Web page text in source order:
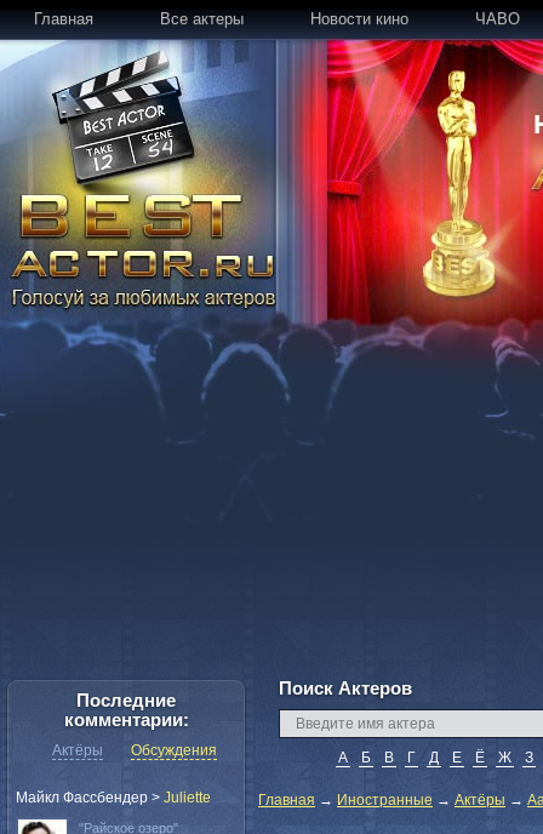
Главная Все актеры Новости кино ЧАВО
Поиск Актеров
А Б В Г Д Е Ё Ж З
Главная → Иностранные → Актёры →
Последние
комментарии:
Актёры Обсуждения
Майкл Фассбендер > Juliette
"Райское озеро"